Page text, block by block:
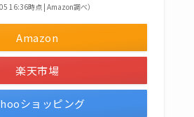
16:36時点 | Amazon調べ）
Amazon
楽天市場
ショッピング